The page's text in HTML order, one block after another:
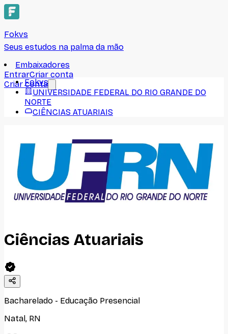
Fokvs
Seus estudos na palma da mão
Embaixadores
EntrarCriar conta
Criar conta
Fokvs
UNIVERSIDADE FEDERAL DO RIO GRANDE DO
NORTE
CIÊNCIAS ATUARIAIS
Ciências Atuariais
Bacharelado - Educação Presencial
Natal, RN